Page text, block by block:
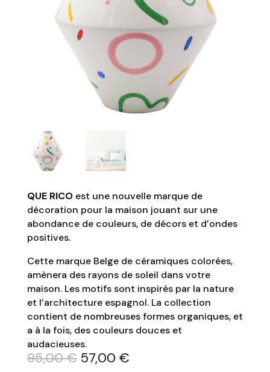
QUE RICOest une nouvelle marque de
décoration pour la maison jouant sur une
abondance de couleurs, de décors et d’ondes
positives.
Cette marque Belge de céramiques colorées,
amènera des rayons de soleil dans votre
maison. Les motifs sont inspirés par la nature
et l’architecture espagnol. La collection
contient de nombreuses formes organiques, et
a à la fois, des couleurs douces et
audacieuses.
95,00€ Le
57,00 €Le